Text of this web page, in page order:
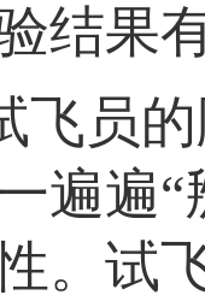
结果
飞员
遍遍
。试